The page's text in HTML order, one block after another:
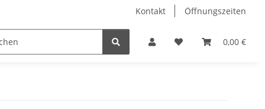
Kontakt Öffnungszeiten
0,00 €
Hobby Horse Dienstleistungen Geschenkartikel &